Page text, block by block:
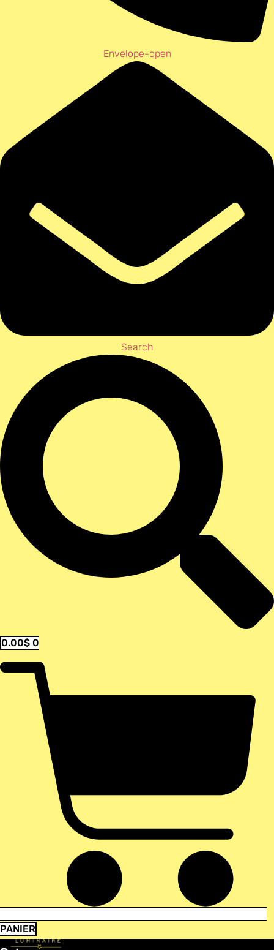
Envelope-open
Search
0.00$ 0
PANIER